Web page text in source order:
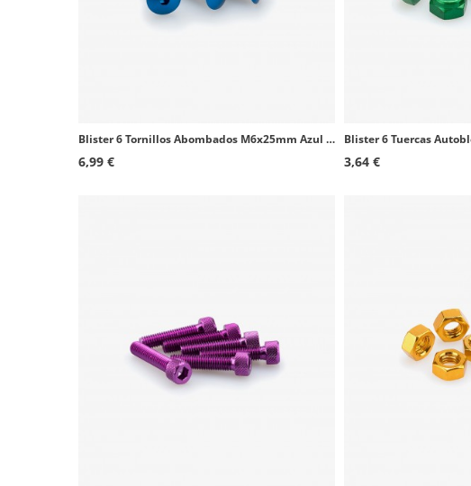
Blister 6 Tornillos Abombados M6x25mm Azul Puig 0689A
6,99 € 3,64 €